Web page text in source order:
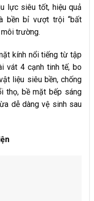
lực siêu tốt, hiệu quả
bền bỉ vượt trội “bất
trường.
kính nổi tiếng từ tập
vát 4 cạnh tinh tế, bo
liệu siêu bền, chống
thọ, bề mặt bếp sáng
dễ dàng vệ sinh sau